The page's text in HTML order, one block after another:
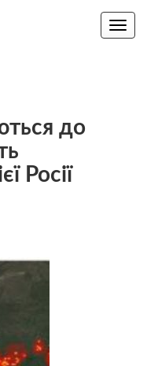
Toggle
до
Росії